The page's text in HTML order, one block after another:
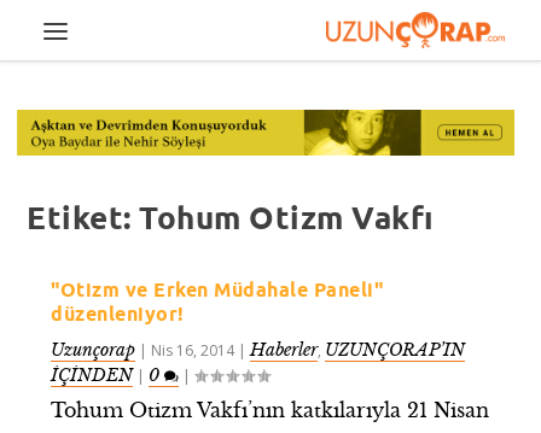
Etiket:Tohum Otizm Vakfı
"Otizm ve Erken Müdahale Paneli"
düzenleniyor!
Uzunçorap | Nis 16, 2014|Haberler, UZUNÇORAP’IN
İÇİNDEN| 0 |
Tohum Otizm Vakfı’nın katkılarıyla 21 Nisan